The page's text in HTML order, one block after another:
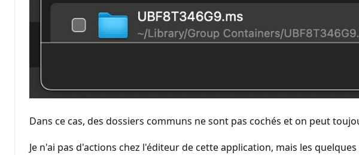
Dans ce cas, des dossiers communs ne sont pas cochés et on peut
Je n'ai pas d'actions chez l'éditeur de cette application, mais les